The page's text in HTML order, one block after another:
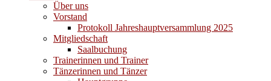
Über uns
Vorstand
Protokoll Jahreshauptversammlung 2025
Mitgliedschaft
Saalbuchung
Trainerinnen und Trainer
Tänzerinnen und Tänzer